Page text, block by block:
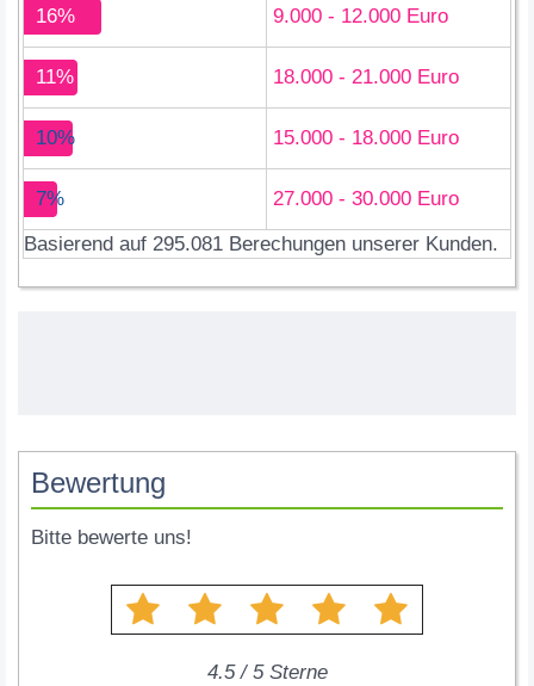
16% 9.000 - 12.000 Euro
11% 18.000 - 21.000 Euro
10% 15.000 - 18.000 Euro
7%
27.000 - 30.000 Euro
Basierend auf 295.081 Berechungen unserer Kunden.
Bewertung
Bitte bewerte uns!
4.5/ 5Sterne